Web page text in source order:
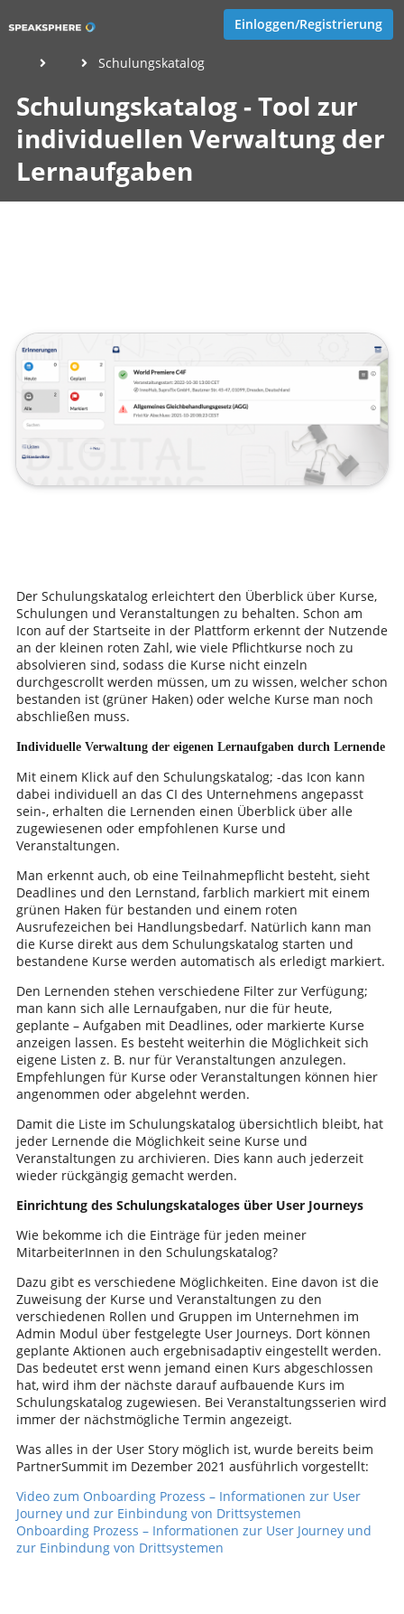
Einloggen/Registrierung
Schulungskatalog
Schulungskatalog - Tool zur
individuellen Verwaltung der
Lernaufgaben
Der Schulungskatalog erleichtert den Überblick über Kurse,
Schulungen und Veranstaltungen zu behalten. Schon am
Icon auf der Startseite in der Plattform erkennt der Nutzende
an der kleinen roten Zahl, wie viele Pflichtkurse noch zu
absolvieren sind, sodass die Kurse nicht einzeln
durchgescrollt werden müssen, um zu wissen, welcher schon
bestanden ist (grüner Haken) oder welche Kurse man noch
abschließen muss.
Individuelle Verwaltung der eigenen Lernaufgaben durch Lernende
Mit einem Klick auf den Schulungskatalog; -das Icon kann
dabei individuell an das CI des Unternehmens angepasst
sein-, erhalten die Lernenden einen Überblick über alle
zugewiesenen oder empfohlenen Kurse und
Veranstaltungen.
Man erkennt auch, ob eine Teilnahmepflicht besteht, sieht
Deadlines und den Lernstand, farblich markiert mit einem
grünen Haken für bestanden und einem roten
Ausrufezeichen bei Handlungsbedarf. Natürlich kann man
die Kurse direkt aus dem Schulungskatalog starten und
bestandene Kurse werden automatisch als erledigt markiert.
Den Lernenden stehen verschiedene Filter zur Verfügung;
man kann sich alle Lernaufgaben, nur die für heute,
geplante – Aufgaben mit Deadlines, oder markierte Kurse
anzeigen lassen. Es besteht weiterhin die Möglichkeit sich
eigene Listen z. B. nur für Veranstaltungen anzulegen.
Empfehlungen für Kurse oder Veranstaltungen können hier
angenommen oder abgelehnt werden.
Damit die Liste im Schulungskatalog übersichtlich bleibt, hat
jeder Lernende die Möglichkeit seine Kurse und
Veranstaltungen zu archivieren. Dies kann auch jederzeit
wieder rückgängig gemacht werden.
Einrichtung des Schulungskataloges über User Journeys
Wie bekomme ich die Einträge für jeden meiner
MitarbeiterInnen in den Schulungskatalog?
Dazu gibt es verschiedene Möglichkeiten. Eine davon ist die
Zuweisung der Kurse und Veranstaltungen zu den
verschiedenen Rollen und Gruppen im Unternehmen im
Admin Modul über festgelegte User Journeys. Dort können
geplante Aktionen auch ergebnisadaptiv eingestellt werden.
Das bedeutet erst wenn jemand einen Kurs abgeschlossen
hat, wird ihm der nächste darauf aufbauende Kurs im
Schulungskatalog zugewiesen. Bei Veranstaltungsserien wird
immer der nächstmögliche Termin angezeigt.
Was alles in der User Story möglich ist, wurde bereits beim
PartnerSummit im Dezember 2021 ausführlich vorgestellt:
Video zum Onboarding Prozess – Informationen zur User
Journey und zur Einbindung von Drittsystemen
Onboarding Prozess – Informationen zur User Journey und
zur Einbindung von Drittsystemen